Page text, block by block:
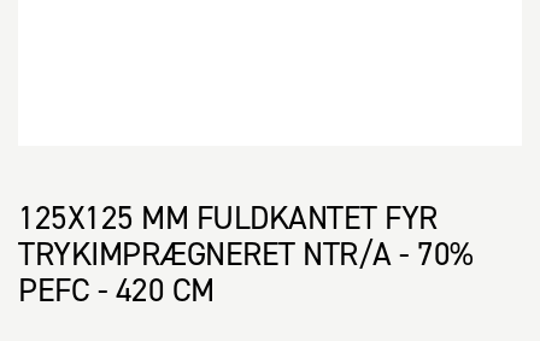
125X125 MM FULDKANTET FYR
TRYKIMPRÆGNERET NTR/A - 70%
PEFC - 420 CM